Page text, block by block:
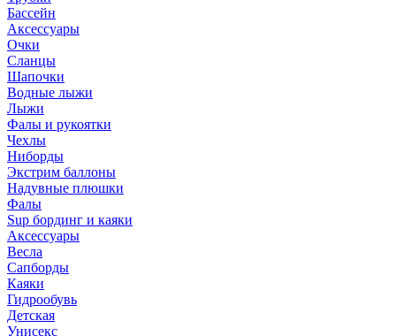
Бассейн
Аксессуары
Очки
Сланцы
Шапочки
Водные лыжи
Лыжи
Фалы и рукоятки
Чехлы
Ниборды
Экстрим баллоны
Надувные плюшки
Фалы
Sup бординг и каяки
Аксессуары
Весла
Сапборды
Каяки
Гидрообувь
Детская
Унисекс